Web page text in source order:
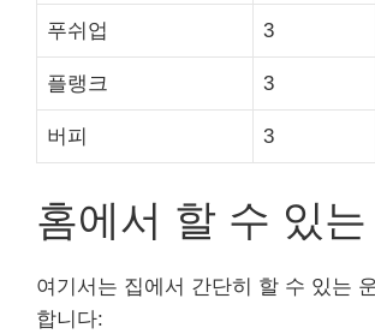
푸쉬업 3
플랭크 3
버피 3
홈에서 할 수 있
여기서는 집에서 간단히 할 수 있는
합니다: